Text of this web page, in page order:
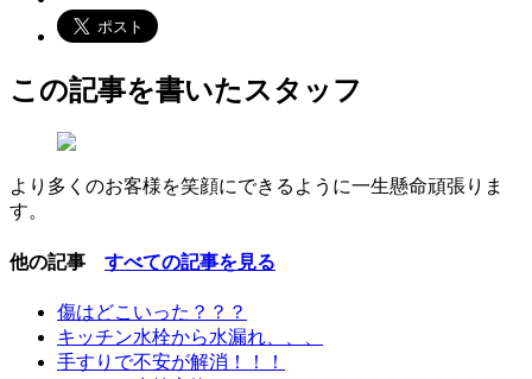
この記事を書いたスタッフ
より多くのお客様を笑顔にできるように一生懸命頑張りま
す。
他の記事 すべての記事を見る
傷はどこいった？？？
キッチン水栓から水漏れ、、、
手すりで不安が解消！！！